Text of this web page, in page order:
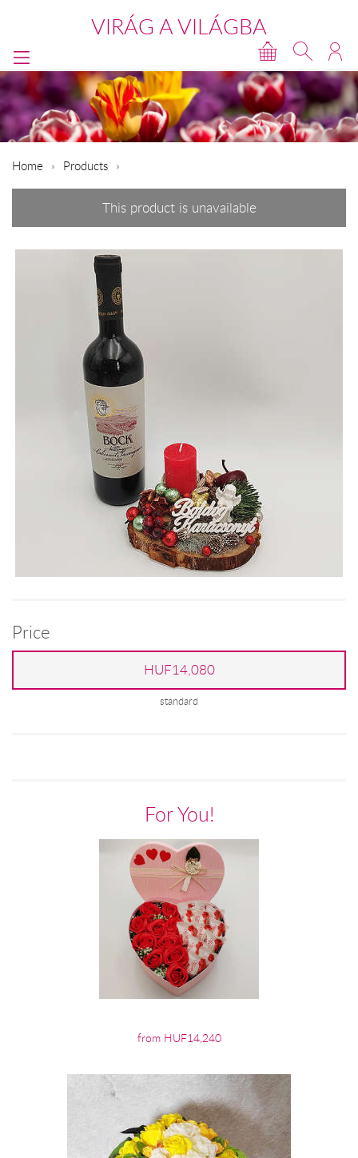
VIRÁG A VILÁGBA
Home Products
This product is unavailable
Price
HUF14,080
standard
For You!
from HUF14,240